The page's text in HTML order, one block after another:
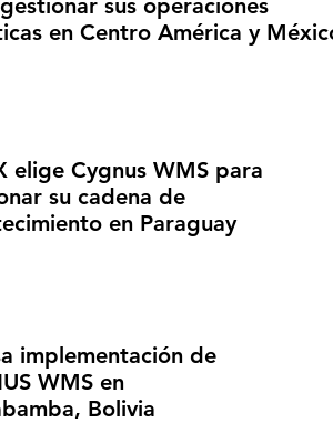
sus operaciones
en Centro América y
elige Cygnus WMS para
su cadena de
en Paraguay
implementación de
WMS en
Bolivia